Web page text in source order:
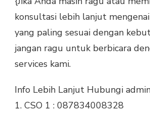
konsultasi lebih lanjut
yang paling sesuai dengan
jangan ragu untuk berbicara
services kami.
Info Lebih Lanjut Hubungi
1. CSO 1 : 087834008328